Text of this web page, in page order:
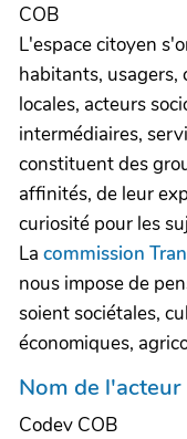
COB
L'espace citoyen
habitants, usagers,
locales, acteurs
intermédiaires,
constituent des
affinités, de leur
curiosité pour les
La commission
nous impose de
soient sociétales,
économiques,
Nom de l'acteur
Codev COB